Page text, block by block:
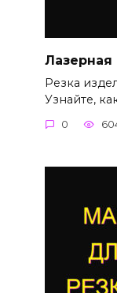
Лазерная
Резка
Узнайте,
0